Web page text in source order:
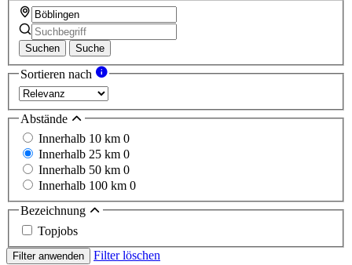
Suchen Suche
Sortieren nach
Abstände
Innerhalb 10 km 0
Innerhalb 25 km 0
Innerhalb 50 km 0
Innerhalb 100 km 0
Bezeichnung
Topjobs
Filter anwenden Filter löschen